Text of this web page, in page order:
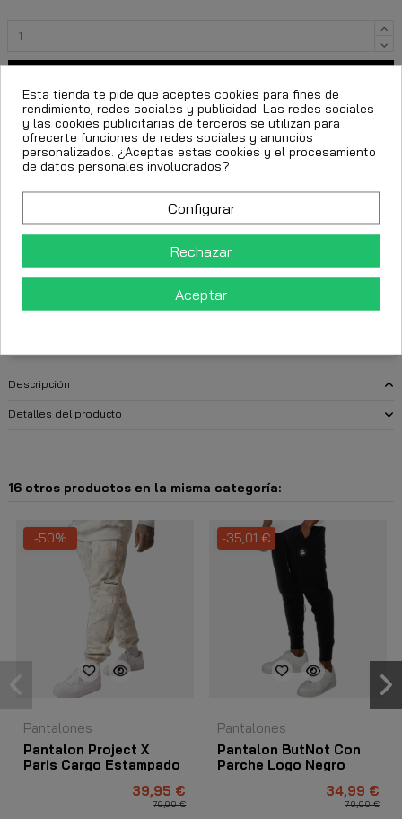
FECHA ESTIMADA DE ENTREGA:
CttExpress 24/48h -Martes 11 Agosto, 2026
Descripción
Detalles del producto
16 otros productos en la misma categoría:
-50%
Pantalones
Pantalon Project X
Paris Cargo Estampado
39,95 €
79,90 €
-35,01 €
Pantalones
Pantalon ButNot Con
Parche Logo Negro
34,99 €
70,00 €
Esta tienda te pide que aceptes cookies para fines de
rendimiento, redes sociales y publicidad. Las redes sociales
y las cookies publicitarias de terceros se utilizan para
ofrecerte funciones de redes sociales y anuncios
personalizados. ¿Aceptas estas cookies y el procesamiento
de datos personales involucrados?
Configurar
Rechazar
Aceptar